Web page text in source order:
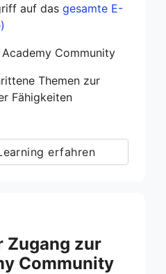
auf das gesamte E-
Community
Themen zur
Fähigkeiten
erfahren
Zugang zur
Community